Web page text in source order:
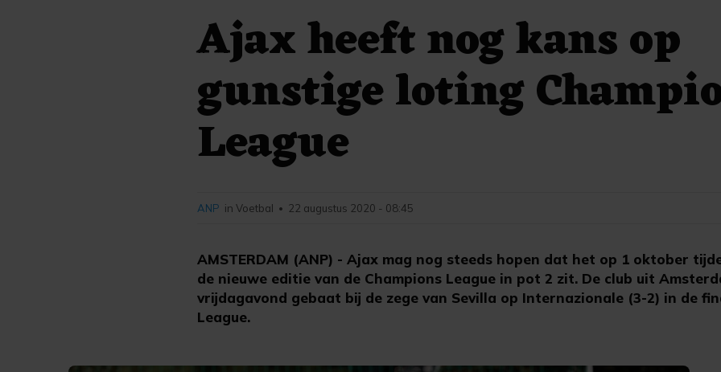
Ajax heeft nog kans op
gunstige loting
League
AMSTERDAM (ANP) - Ajax mag nog steeds hopen dat het op 1 oktober
de nieuwe editie van de Champions League in pot 2 zit. De club uit
vrijdagavond gebaat bij de zege van Sevilla op Internazionale (3-2) in de
League.
ANP in Voetbal • 22 augustus 2020 - 08:45